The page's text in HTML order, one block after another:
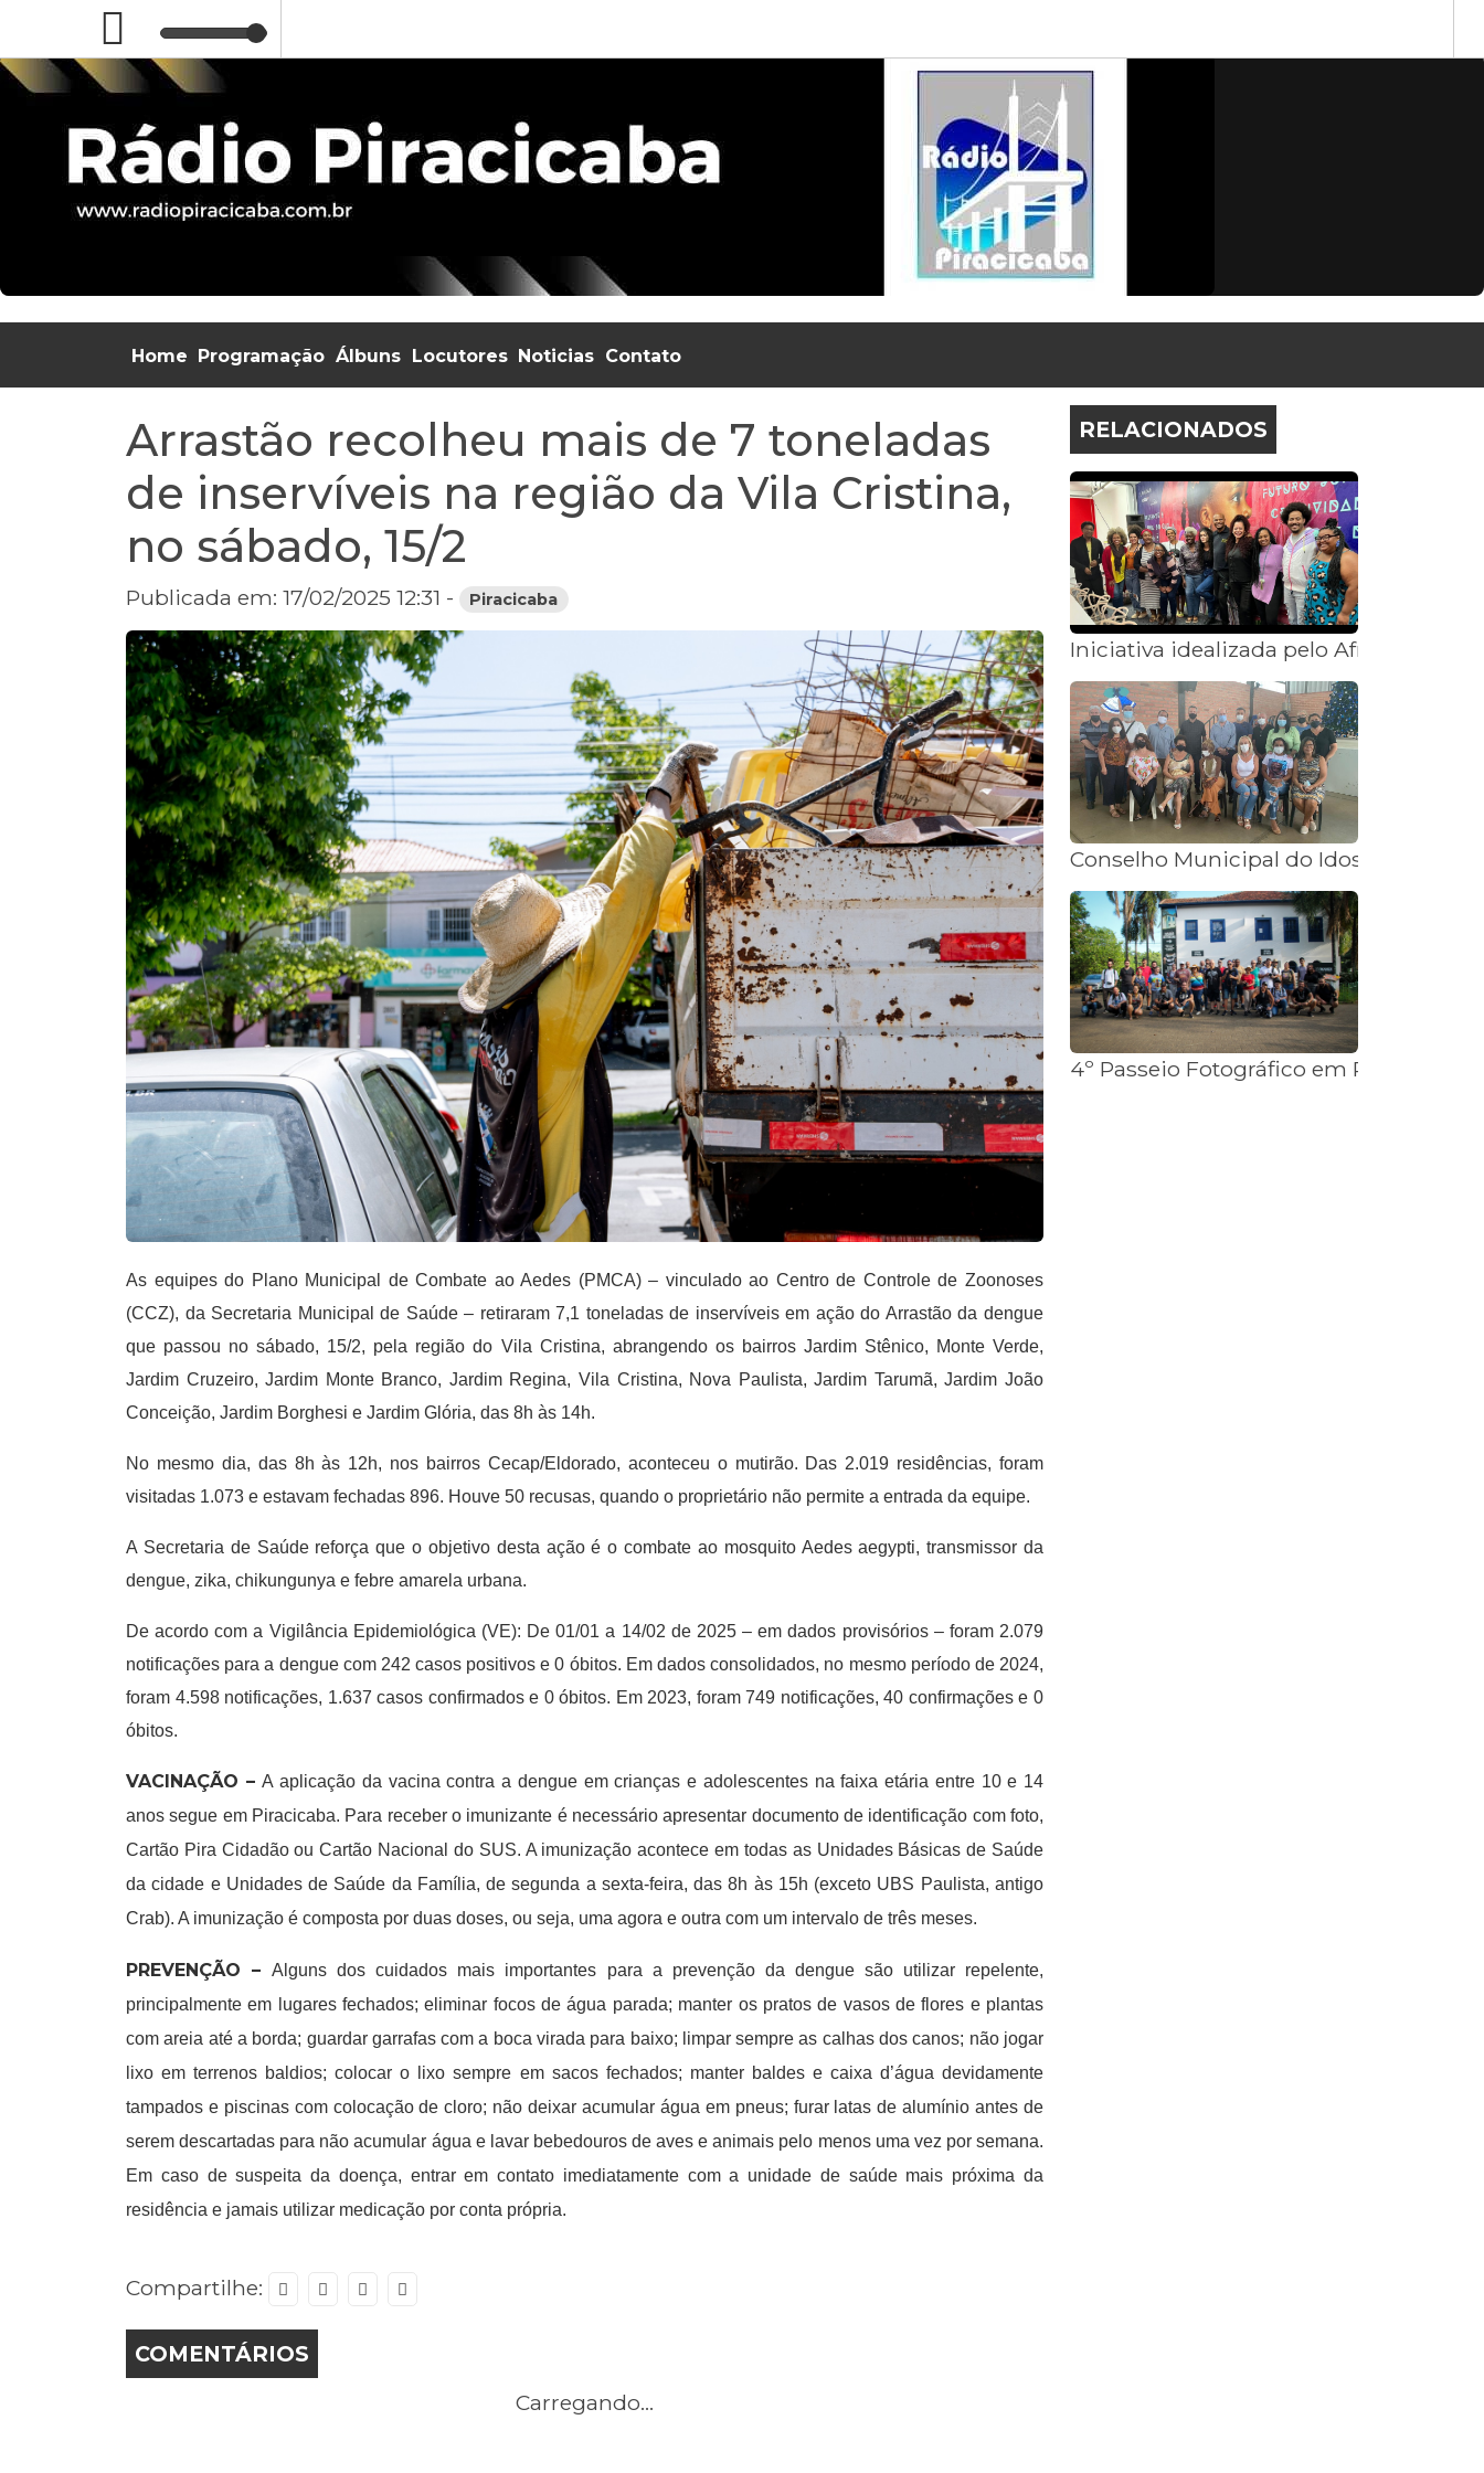
Home Programação Álbuns Locutores Noticias Contato
Arrastão recolheu mais de 7 toneladas
de inservíveis na região da Vila Cristina,
no sábado, 15/2
Publicada em: 17/02/2025 12:31 - Piracicaba
As equipes do Plano Municipal de Combate ao Aedes (PMCA) – vinculado ao Centro de Controle de Zoonoses
(CCZ), da Secretaria Municipal de Saúde – retiraram 7,1 toneladas de inservíveis em ação do Arrastão da dengue
que passou no sábado, 15/2, pela região do Vila Cristina, abrangendo os bairros Jardim Stênico, Monte Verde,
Jardim Cruzeiro, Jardim Monte Branco, Jardim Regina, Vila Cristina, Nova Paulista, Jardim Tarumã, Jardim João
Conceição, Jardim Borghesi e Jardim Glória, das 8h às 14h.
No mesmo dia, das 8h às 12h, nos bairros Cecap/Eldorado, aconteceu o mutirão. Das 2.019 residências, foram
visitadas 1.073 e estavam fechadas 896. Houve 50 recusas, quando o proprietário não permite a entrada da equipe.
A Secretaria de Saúde reforça que o objetivo desta ação é o combate ao mosquito Aedes aegypti, transmissor da
dengue, zika, chikungunya e febre amarela urbana.
De acordo com a Vigilância Epidemiológica (VE): De 01/01 a 14/02 de 2025 – em dados provisórios – foram 2.079
notificações para a dengue com 242 casos positivos e 0 óbitos. Em dados consolidados, no mesmo período de 2024,
foram 4.598 notificações, 1.637 casos confirmados e 0 óbitos. Em 2023, foram 749 notificações, 40 confirmações e 0
óbitos.
VACINAÇÃO –A aplicação da vacina contra a dengue em crianças e adolescentes na faixa etária entre 10 e 14
anos segue em Piracicaba. Para receber o imunizante é necessário apresentar documento de identificação com foto,
Cartão Pira Cidadão ou Cartão Nacional do SUS. A imunização acontece em todas as Unidades Básicas de Saúde
da cidade e Unidades de Saúde da Família, de segunda a sexta-feira, das 8h às 15h (exceto UBS Paulista, antigo
Crab). A imunização é composta por duas doses, ou seja, uma agora e outra com um intervalo de três meses.
PREVENÇÃO –Alguns dos cuidados mais importantes para a prevenção da dengue são utilizar repelente,
principalmente em lugares fechados; eliminar focos de água parada; manter os pratos de vasos de flores e plantas
com areia até a borda; guardar garrafas com a boca virada para baixo; limpar sempre as calhas dos canos; não jogar
lixo em terrenos baldios; colocar o lixo sempre em sacos fechados; manter baldes e caixa d’água devidamente
tampados e piscinas com colocação de cloro; não deixar acumular água em pneus; furar latas de alumínio antes de
serem descartadas para não acumular água e lavar bebedouros de aves e animais pelo menos uma vez por semana.
Em caso de suspeita da doença, entrar em contato imediatamente com a unidade de saúde mais próxima da
residência e jamais utilizar medicação por conta própria.
Compartilhe:
COMENTÁRIOS
Carregando...
RELACIONADOS
Iniciativa idealizada pelo Afropira, de
Conselho Municipal do Idoso elege
4º Passeio Fotográfico em Piracicaba